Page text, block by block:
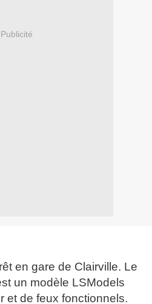
Publicité
en gare de Clairville. Le
un modèle LSModels
et de feux fonctionnels.